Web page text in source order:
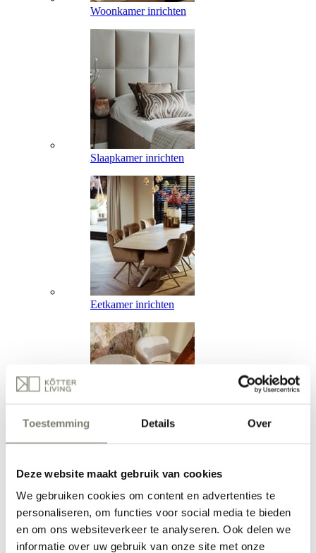
Toestemming Details Over
Deze website maakt gebruik van cookies
We gebruiken cookies om content en advertenties te
personaliseren, om functies voor social media te bieden
en om ons websiteverkeer te analyseren. Ook delen we
informatie over uw gebruik van onze site met onze
Woonkamer inrichten
Slaapkamer inrichten
Eetkamer inrichten